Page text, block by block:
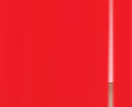
hai trường hợp
hoặc không
chắn sò lạnh đã